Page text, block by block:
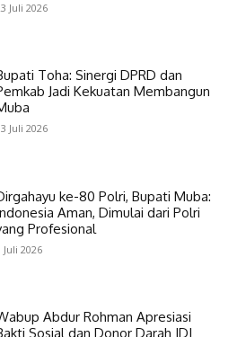
Juli 2026
Toha: Sinergi DPRD dan
Jadi Kekuatan Membangun
Juli 2026
ke-80 Polri, Bupati Muba:
Aman, Dimulai dari Polri
Profesional
Juli 2026
Abdur Rohman Apresiasi
Sosial dan Donor Darah IDI